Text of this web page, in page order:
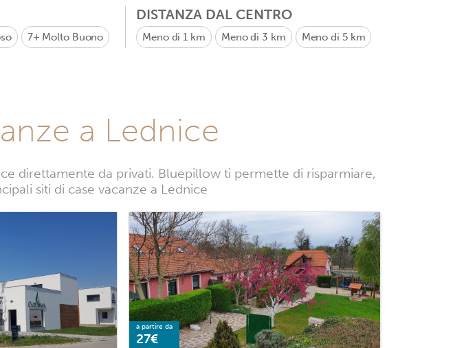
7+ Molto Buono
DISTANZA DAL CENTRO
Meno di 1 km Meno di 3 km Meno di 5 km
a Lednice
direttamente da privati. Bluepillow ti permette di risparmiare,
siti di case vacanze a Lednice
a partire da
27€